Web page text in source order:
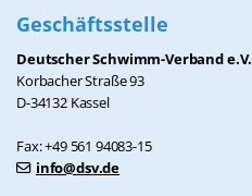
Geschäftsstelle
Deutscher Schwimm-Verband e.V.
Korbacher Straße 93
D-34132 Kassel
Fax: +49 561 94083-15
info@dsv.de